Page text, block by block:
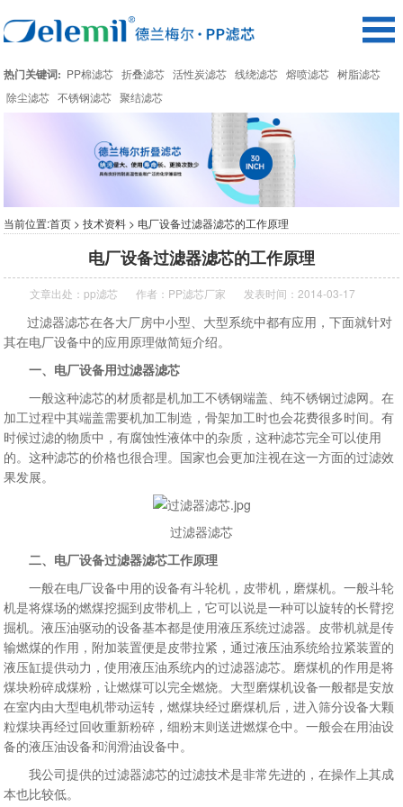
热门关键词: PP棉滤芯 折叠滤芯 活性炭滤芯 线绕滤芯 熔喷滤芯 树脂滤芯
除尘滤芯 不锈钢滤芯 聚结滤芯
当前位置:首页 >技术资料 > 电厂设备过滤器滤芯的工作原理
电厂设备过滤器滤芯的工作原理
文章出处： pp滤芯 作者： PP滤芯厂家 发表时间：2014-03-17
过滤器滤芯在各大厂房中小型、大型系统中都有应用，下面就针对
其在电厂设备中的应用原理做简短介绍。
一、电厂设备用过滤器滤芯
一般这种滤芯的材质都是机加工不锈钢端盖、纯不锈钢过滤网。在
加工过程中其端盖需要机加工制造，骨架加工时也会花费很多时间。有
时候过滤的物质中，有腐蚀性液体中的杂质，这种滤芯完全可以使用
的。这种滤芯的价格也很合理。国家也会更加注视在这一方面的过滤效
果发展。
过滤器滤芯
二、电厂设备过滤器滤芯工作原理
一般在电厂设备中用的设备有斗轮机，皮带机，磨煤机。一般斗轮
机是将煤场的燃煤挖掘到皮带机上，它可以说是一种可以旋转的长臂挖
掘机。液压油驱动的设备基本都是使用液压系统过滤器。皮带机就是传
输燃煤的作用，附加装置便是皮带拉紧，通过液压油系统给拉紧装置的
液压缸提供动力，使用液压油系统内的过滤器滤芯。磨煤机的作用是将
煤块粉碎成煤粉，让燃煤可以完全燃烧。大型磨煤机设备一般都是安放
在室内由大型电机带动运转，燃煤块经过磨煤机后，进入筛分设备大颗
粒煤块再经过回收重新粉碎，细粉末则送进燃煤仓中。一般会在用油设
备的液压油设备和润滑油设备中。
我公司提供的过滤器滤芯的过滤技术是非常先进的，在操作上其成
本也比较低。